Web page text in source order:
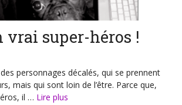
vrai super-héros !
personnages décalés, qui se prennent
mais qui sont loin de l’être. Parce que,
il … Lire plus